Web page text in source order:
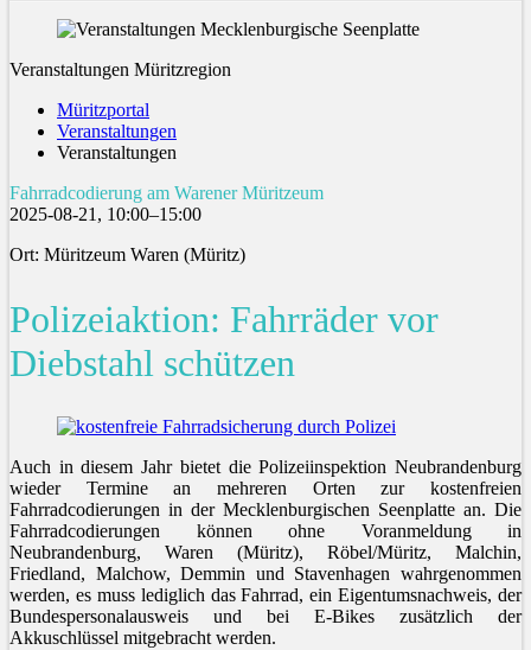
Veranstaltungen Müritzregion
Müritzportal
Veranstaltungen
Veranstaltungen
Fahrradcodierung am Warener Müritzeum
2025-08-21, 10:00–15:00
Ort: Müritzeum Waren (Müritz)
Polizeiaktion: Fahrräder vor
Diebstahl schützen
Auch in diesem Jahr bietet die Polizeiinspektion Neubrandenburg
wieder Termine an mehreren Orten zur kostenfreien
Fahrradcodierungen in der Mecklenburgischen Seenplatte an. Die
Fahrradcodierungen können ohne Voranmeldung in
Neubrandenburg, Waren (Müritz), Röbel/Müritz, Malchin,
Friedland, Malchow, Demmin und Stavenhagen wahrgenommen
werden, es muss lediglich das Fahrrad, ein Eigentumsnachweis, der
Bundespersonalausweis und bei E-Bikes zusätzlich der
Akkuschlüssel mitgebracht werden.